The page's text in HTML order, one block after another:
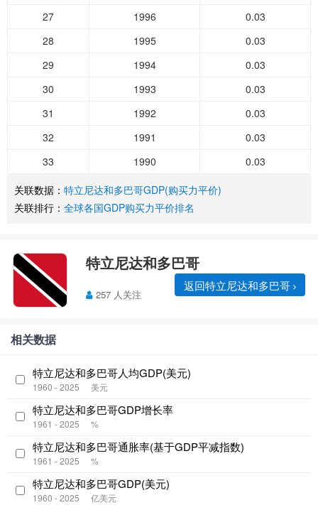
27
1996
0.03
28
1995
0.03
29
1994
0.03
30
1993
0.03
31
1992
0.03
32
1991
0.03
33
1990
0.03
关联数据： 特立尼达和多巴哥GDP(购买力平价)
关联排行： 全球各国GDP购买力平价排名
特立尼达和多巴哥
返回特立尼达和多巴哥
257 人关注
相关数据
特立尼达和多巴哥人均GDP(美元)
1960 - 2025 美元
特立尼达和多巴哥GDP增长率
1961 - 2025 %
特立尼达和多巴哥通胀率(基于GDP平减指数)
1961 - 2025 %
特立尼达和多巴哥GDP(美元)
1960 - 2025 亿美元